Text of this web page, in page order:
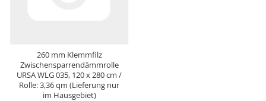
260 mm Klemmfilz
Zwischensparrendämmrolle
URSA WLG 035, 120 x 280 cm /
Rolle: 3,36 qm (Lieferung nur
im Hausgebiet)